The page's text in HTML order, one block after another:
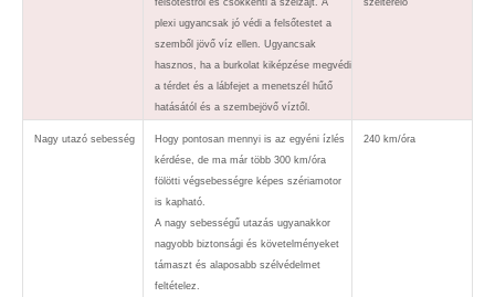
felsőtestről és csökkenti a szélzajt. A
plexi ugyancsak jó védi a felsőtestet a
szemből jövő víz ellen. Ugyancsak
hasznos, ha a burkolat kiképzése megvédi
a térdet és a lábfejet a menetszél hűtő
hatásától és a szembejövő víztől.
szélterelő
Nagy utazó sebesség
Hogy pontosan mennyi is az egyéni ízlés
kérdése, de ma már több 300 km/óra
fölötti végsebességre képes szériamotor
is kapható.
A nagy sebességű utazás ugyanakkor
nagyobb biztonsági és követelményeket
támaszt és alaposabb szélvédelmet
feltételez.
240 km/óra